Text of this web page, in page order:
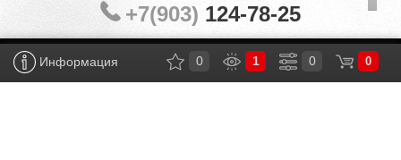
Мы в мессенджерах и соцсетях:
+7(903) 124-78-25
Информация 0
0
1
0